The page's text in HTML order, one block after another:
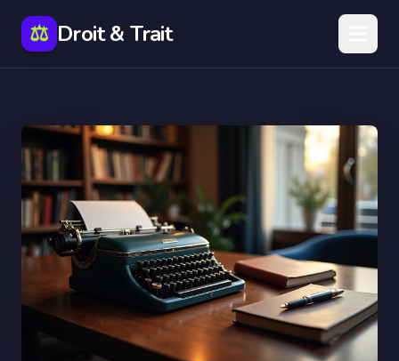
⚖️ Droit & Trait